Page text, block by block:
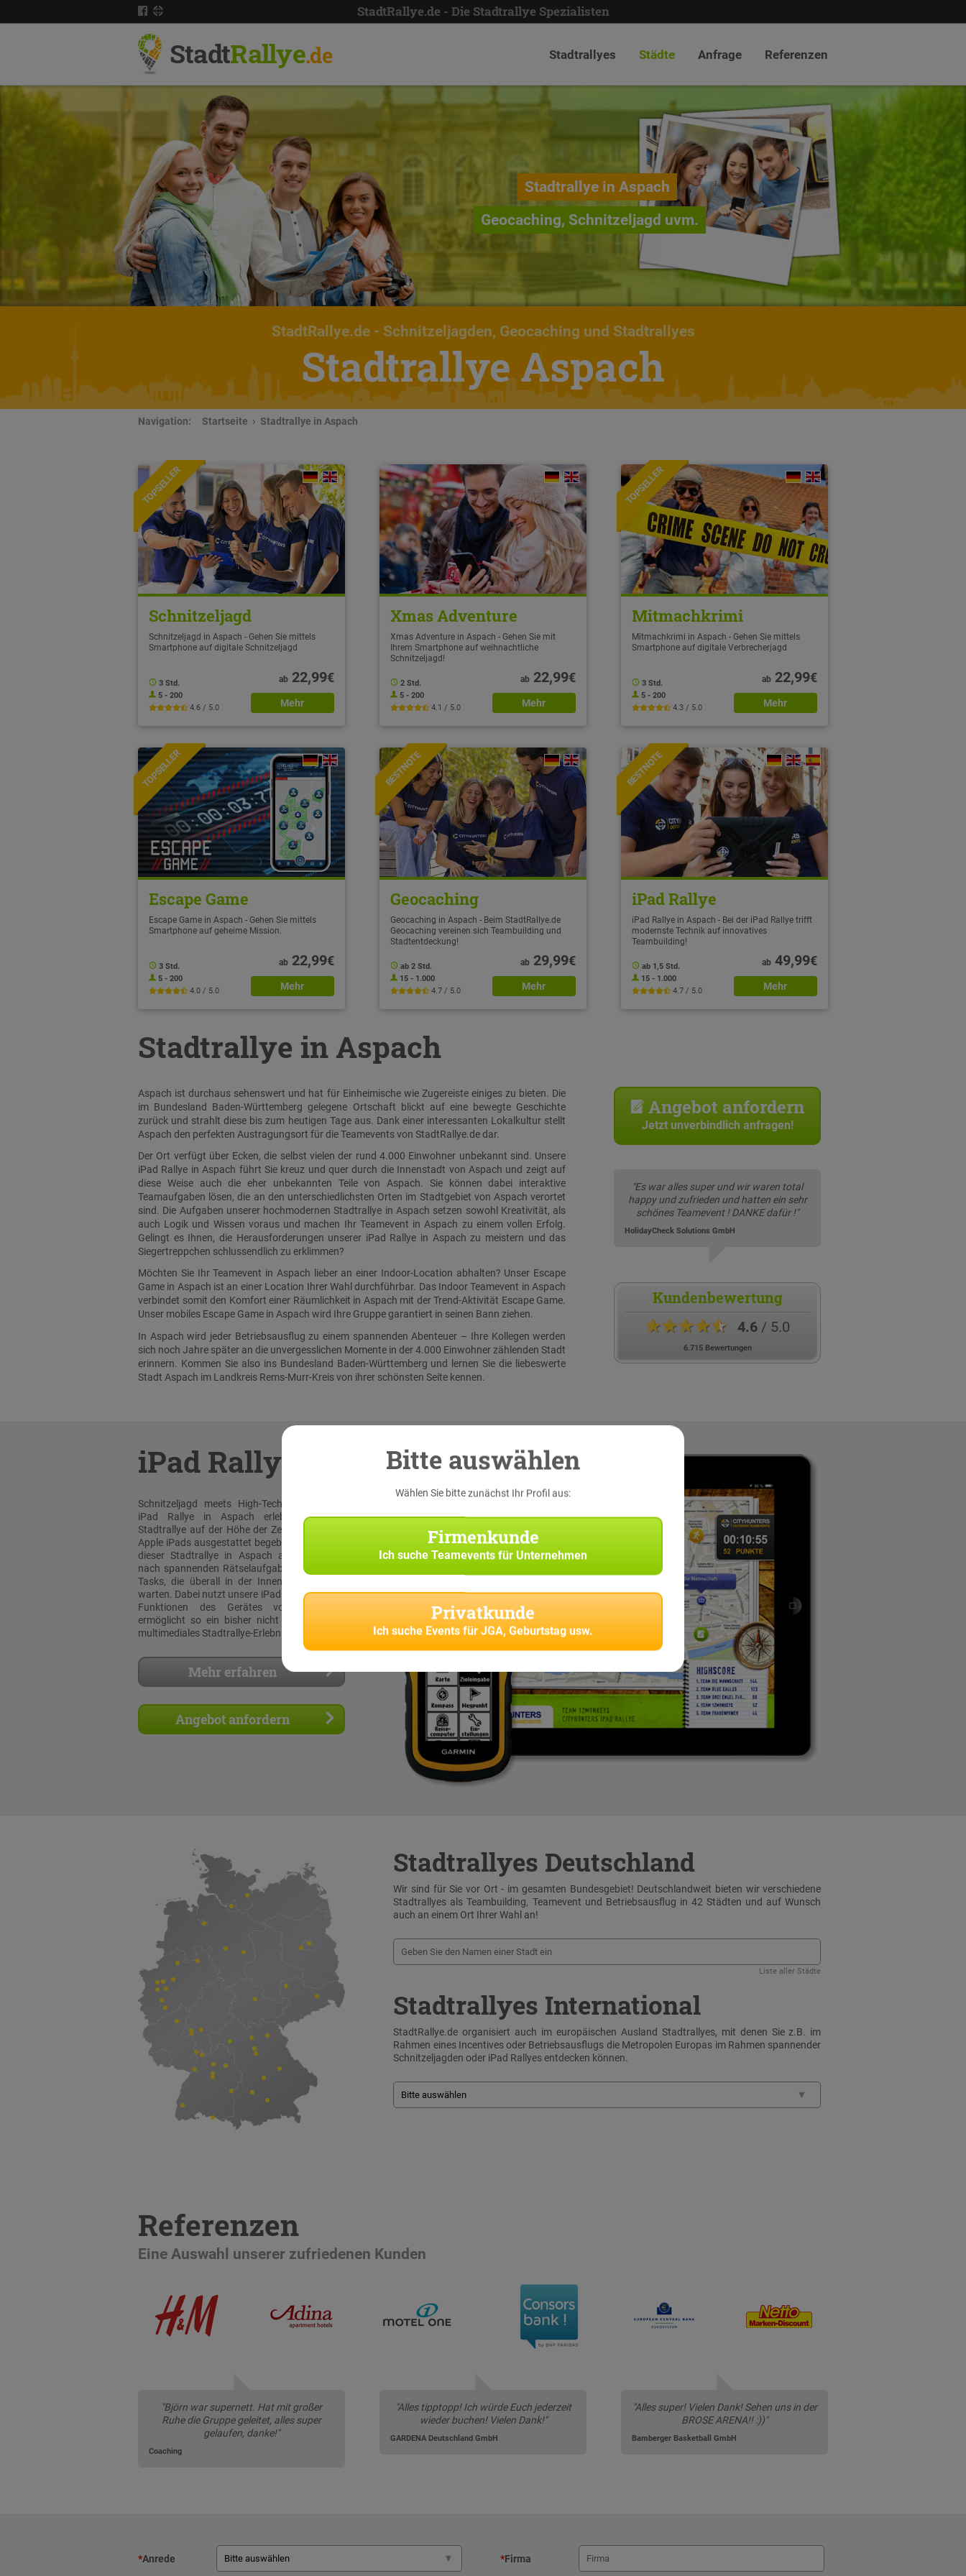
StadtRallye.de - Die Stadtrallye Spezialisten
StadtRallye.de Stadtrallyes Städte Anfrage Referenzen
Stadtrallye in Aspach
Geocaching, Schnitzeljagd uvm.
StadtRallye.de- Schnitzeljagden, Geocaching und Stadtrallyes
Stadtrallye Aspach
Navigation: Startseite Stadtrallye in Aspach
TOPSELLER
Schnitzeljagd
Schnitzeljagd in Aspach - Gehen Sie mittels
Smartphone auf digitale Schnitzeljagd
3 Std.
5 - 200
4.6 / 5.0
ab22,99€
Mehr
Xmas Adventure
Xmas Adventure in Aspach - Gehen Sie mit
Ihrem Smartphone auf weihnachtliche
Schnitzeljagd!
2 Std.
5 - 200
4.1 / 5.0
ab22,99€
Mehr
TOPSELLER
Mitmachkrimi
Mitmachkrimi in Aspach - Gehen Sie mittels
Smartphone auf digitale Verbrecherjagd
3 Std.
5 - 200
4.3 / 5.0
ab22,99€
Mehr
NEU
TOPSELLER
Escape Game
Escape Game in Aspach - Gehen Sie mittels
Smartphone auf geheime Mission.
3 Std.
5 - 200
4.0 / 5.0
ab22,99€
Mehr
BESTNOTE
Geocaching
Geocaching in Aspach - Beim StadtRallye.de
Geocaching vereinen sich Teambuilding und
Stadtentdeckung!
ab 2 Std.
15 - 1.000
4.7 / 5.0
ab29,99€
Mehr
BESTNOTE
iPad Rallye
iPad Rallye in Aspach - Bei der iPad Rallye trifft
modernste Technik auf innovatives
Teambuilding!
ab 1,5 Std.
15 - 1.000
4.7 / 5.0
ab49,99€
Mehr
Stadtrallye in Aspach
Aspach ist durchaus sehenswert und hat für Einheimische wie Zugereiste einiges zu bieten. Die
im Bundesland Baden-Württemberg gelegene Ortschaft blickt auf eine bewegte Geschichte
zurück und strahlt diese bis zum heutigen Tage aus. Dank einer interessanten Lokalkultur stellt
Aspach den perfekten Austragungsort für die Teamevents von StadtRallye.de dar.
Der Ort verfügt über Ecken, die selbst vielen der rund 4.000 Einwohner unbekannt sind. Unsere
iPad Rallye in Aspach führt Sie kreuz und quer durch die Innenstadt von Aspach und zeigt auf
diese Weise auch die eher unbekannten Teile von Aspach. Sie können dabei interaktive
Teamaufgaben lösen, die an den unterschiedlichsten Orten im Stadtgebiet von Aspach verortet
sind. Die Aufgaben unserer hochmodernen Stadtrallye in Aspach setzen sowohl Kreativität, als
auch Logik und Wissen voraus und machen Ihr Teamevent in Aspach zu einem vollen Erfolg.
Gelingt es Ihnen, die Herausforderungen unserer iPad Rallye in Aspach zu meistern und das
Siegertreppchen schlussendlich zu erklimmen?
Möchten Sie Ihr Teamevent in Aspach lieber an einer Indoor-Location abhalten? Unser Escape
Game in Aspach ist an einer Location Ihrer Wahl durchführbar. Das Indoor Teamevent in Aspach
verbindet somit den Komfort einer Räumlichkeit in Aspach mit der Trend-Aktivität Escape Game.
Unser mobiles Escape Game in Aspach wird Ihre Gruppe garantiert in seinen Bann ziehen.
In Aspach wird jeder Betriebsausflug zu einem spannenden Abenteuer – Ihre Kollegen werden
sich noch Jahre später an die unvergesslichen Momente in der 4.000 Einwohner zählenden Stadt
erinnern. Kommen Sie also ins Bundesland Baden-Württemberg und lernen Sie die liebeswerte
Stadt Aspach im Landkreis Rems-Murr-Kreis von ihrer schönsten Seite kennen.
Angebot anfordern
Jetzt unverbindlich anfragen!
"Es war alles super und wir waren total
happy und zufrieden und hatten ein sehr
schönes Teamevent ! DANKE dafür !"
HolidayCheck Solutions GmbH
Kundenbewertung
★★★★★ 4.6/ 5.0
6.715 Bewertungen
iPad Rallye
Schnitzeljagd meets High-Tech: Bei unserer
iPad Rallye in Aspach erleben sie eine
Stadtrallye auf der Höhe der Zeit! Mit original
Apple iPads ausgestattet begeben Sie sich bei
dieser Stadtrallye in Aspach auf die Suche
nach spannenden Rätselaufgaben und Team-
Tasks, die überall in der Innenstadt auf Sie
warten. Dabei nutzt unsere iPad Rallye App die
Funktionen des Gerätes voll aus und
ermöglicht so ein bisher nicht dagewesenes
multimediales Stadtrallye-Erlebnis!
Mehr erfahren
Angebot anfordern
Stadtrallyes Deutschland
Wir sind für Sie vor Ort - im gesamten Bundesgebiet! Deutschlandweit bieten wir verschiedene
Stadtrallyes als Teambuilding, Teamevent und Betriebsausflug in 42 Städten und auf Wunsch
auch an einem Ort Ihrer Wahl an!
Liste aller Städte
Stadtrallyes International
StadtRallye.de organisiert auch im europäischen Ausland Stadtrallyes, mit denen Sie z.B. im
Rahmen eines Incentives oder Betriebsausflugs die Metropolen Europas im Rahmen spannender
Schnitzeljagden oder iPad Rallyes entdecken können.
Referenzen
Eine Auswahl unserer zufriedenen Kunden
"Björn war supernett. Hat mit großer
Ruhe die Gruppe geleitet, alles super
gelaufen, danke!"
Coaching
"Alles tipptopp! Ich würde Euch jederzeit
wieder buchen! Vielen Dank!"
GARDENA Deutschland GmbH
"Alles super! Vielen Dank! Sehen uns in der
BROSE ARENA!! :))"
Bamberger Basketball GmbH
*Anrede *Firma
Bitte auswählen
Wählen Sie bitte zunächst Ihr Profil aus:
Firmenkunde
Ich suche Teamevents für Unternehmen
Privatkunde
Ich suche Events für JGA, Geburtstag usw.